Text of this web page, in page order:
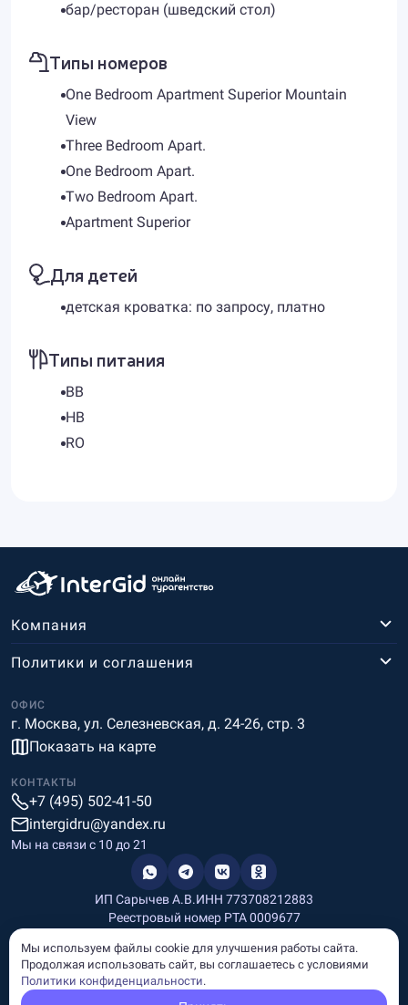
бар/ресторан (шведский стол)
Типы номеров
One Bedroom Apartment Superior Mountain
View
Three Bedroom Apart.
One Bedroom Apart.
Two Bedroom Apart.
Apartment Superior
Для детей
детская кроватка: по запросу, платно
Типы питания
BB
HB
RO
Компания
ОФИС
г. Москва, ул. Селезневская, д. 24-26, стр. 3
Показать на карте
Политики и соглашения
КОНТАКТЫ
+7 (495) 502-41-50
intergidru@yandex.ru
Мы на связи c 10 до 21
ИП Сарычев А.В.ИНН 773708212883
Реестровый номер РТА 0009677
Информация, размещённая на сайте, носит информационный
характер и не является рекламой и публичной офертой.
Мы используем файлы cookie для улучшения работы сайта.
Продолжая использовать сайт, вы соглашаетесь с условиями
Политики конфиденциальности.